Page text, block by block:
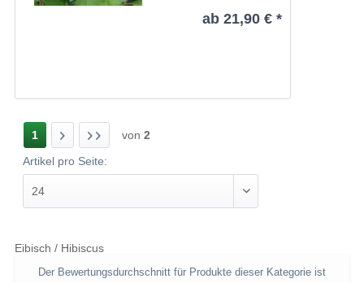
ab 21,90 € *
1 von 2
Artikel pro Seite:
Eibisch / Hibiscus
Der Bewertungsdurchschnitt für Produkte dieser Kategorie ist